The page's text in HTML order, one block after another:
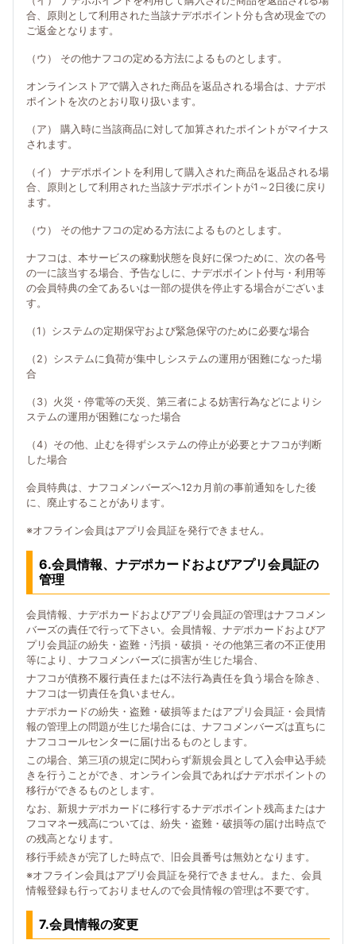
合、原則として利用された当該ナデポポイント分も含め現金での
ご返金となります。
（ウ） その他ナフコの定める方法によるものとします。
オンラインストアで購入された商品を返品される場合は、ナデポ
ポイントを次のとおり取り扱います。
（ア） 購入時に当該商品に対して加算されたポイントがマイナス
されます。
（イ） ナデポポイントを利用して購入された商品を返品される場
合、原則として利用された当該ナデポポイントが1～2日後に戻り
ます。
（ウ） その他ナフコの定める方法によるものとします。
ナフコは、本サービスの稼動状態を良好に保つために、次の各号
の一に該当する場合、予告なしに、ナデポポイント付与・利用等
の会員特典の全てあるいは一部の提供を停止する場合がございま
す。
（1）システムの定期保守および緊急保守のために必要な場合
（2）システムに負荷が集中しシステムの運用が困難になった場
合
（3）火災・停電等の天災、第三者による妨害行為などによりシ
ステムの運用が困難になった場合
（4）その他、止むを得ずシステムの停止が必要とナフコが判断
した場合
会員特典は、ナフコメンバーズへ12カ月前の事前通知をした後
に、廃止することがあります。
※オフライン会員はアプリ会員証を発行できません。
6.会員情報、ナデポカードおよびアプリ会員証の
管理
会員情報、ナデポカードおよびアプリ会員証の管理はナフコメン
バーズの責任で行って下さい。会員情報、ナデポカードおよびア
プリ会員証の紛失・盗難・汚損・破損・その他第三者の不正使用
等により、ナフコメンバーズに損害が生じた場合、
ナフコが債務不履行責任または不法行為責任を負う場合を除き、
ナフコは一切責任を負いません。
ナデポカードの紛失・盗難・破損等またはアプリ会員証・会員情
報の管理上の問題が生じた場合には、ナフコメンバーズは直ちに
ナフココールセンターに届け出るものとします。
この場合、第三項の規定に関わらず新規会員として入会申込手続
きを行うことができ、オンライン会員であればナデポポイントの
移行ができるものとします。
なお、新規ナデポカードに移行するナデポポイント残高またはナ
フコマネー残高については、紛失・盗難・破損等の届け出時点で
の残高となります。
移行手続きが完了した時点で、旧会員番号は無効となります。
※オフライン会員はアプリ会員証を発行できません。また、会員
情報登録も行っておりませんので会員情報の管理は不要です。
7.会員情報の変更